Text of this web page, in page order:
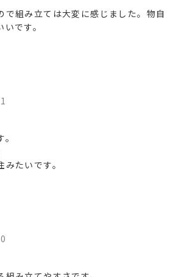
で組み立ては大変に感じました。物自
です。
たいです。